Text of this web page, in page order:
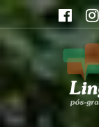
Skip
to
content